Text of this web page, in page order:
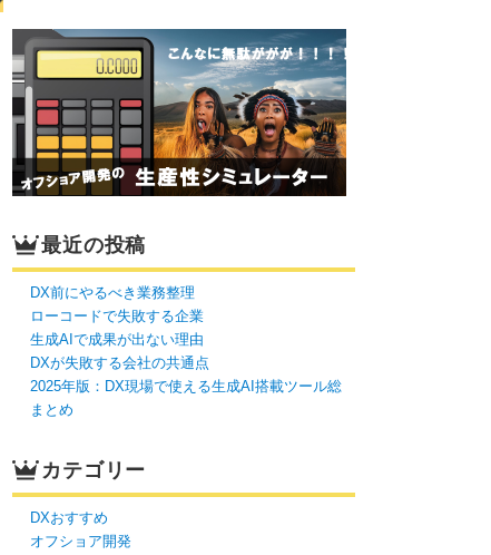
最近の投稿
DX前にやるべき業務整理
ローコードで失敗する企業
生成AIで成果が出ない理由
DXが失敗する会社の共通点
2025年版：DX現場で使える生成AI搭載ツール総
まとめ
カテゴリー
DXおすすめ
オフショア開発